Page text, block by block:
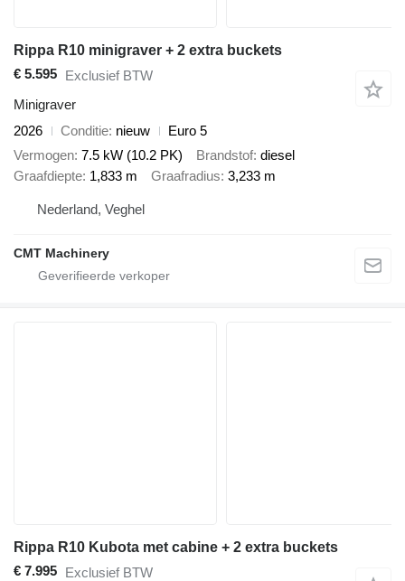
Rippa R10 minigraver + 2 extra buckets
€ 5.595 Exclusief BTW
Minigraver
2026
Conditie nieuw
Euro 5
Vermogen 7.5 kW (10.2 PK) Brandstof diesel
Graafdiepte 1,833 m Graafradius 3,233 m
Nederland, Veghel
CMT Machinery
Rippa R10 Kubota met cabine + 2 extra buckets
€ 7.995 Exclusief BTW